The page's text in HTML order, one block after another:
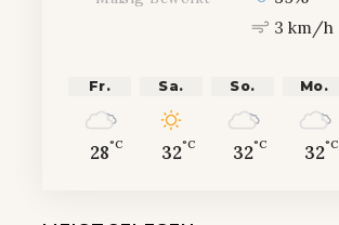
3 km/h
Fr.
28°C
Sa.
32°C
So.
32°C
Mo.
32°C